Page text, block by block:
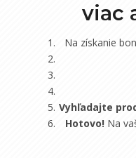
viac
Na získanie
Vyhľadajte
Hotovo!Na